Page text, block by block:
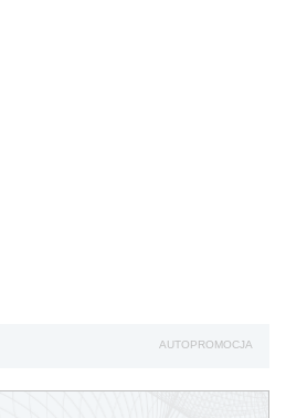
AUTOPROMOCJA